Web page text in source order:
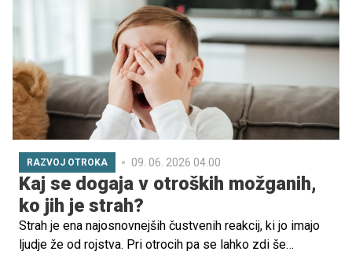
rabljena oblačila pa pravzaprav ponujajo številne
praktične prednosti za otroka.
RAZVOJ OTROKA 09. 06. 2026 04.00
Kaj se dogaja v otroških možganih,
ko jih je strah?
Strah je ena najosnovnejših čustvenih reakcij, ki jo imajo
ljudje že od rojstva. Pri otrocih pa se lahko zdi še